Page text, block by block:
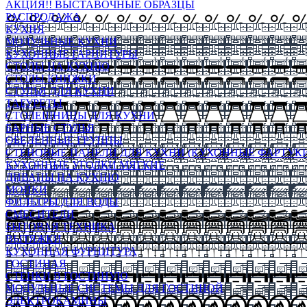
АКЦИЯ!! ВЫСТАВОЧНЫЕ ОБРАЗЦЫ
РАСПРОДАЖА
КУХНЯ
МОДУЛЬНЫЕ КУХНИ
КУХОННЫЕ ГАРНИТУРЫ
СТОЛЫ НА КУХНЮ
СТОЛЫ КНИЖКИ
СТУЛЬЯ ДЛЯ КУХНИ
ТАБУРЕТЫ
СТОЛЕШНИЦЫ ДЛЯ КУХНИ
БАРНЫЕ СТУЛЬЯ
ОБЕДЕННЫЕ ГРУППЫ
СТЕНОВЫЕ ПАНЕЛИ ДЛЯ КУХНИ (КУХОННЫЕ
КУХОННЫЕ УГОЛКИ МЯГКИЕ
ДИВАНЫ НА КУХНЮ
МОЙКИ
ФИЛЬТРЫ ДЛЯ ВОДЫ
СМЕСИТЕЛИ
БЫТОВАЯ ТЕХНИКА
ВЫТЯЖКИ
КУХОННАЯ ФУРНИТУРА
ГОСТИНАЯ
СТЕНКИ В ГОСТИНУЮ
МОДУЛЬНЫЕ СИСТЕМЫ ДЛЯ ГОСТИНОЙ
ЭЛЕКТРОКАМИНЫ